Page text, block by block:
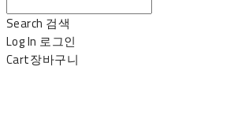
Search 검색
Log In 로그인
Cart장바구니